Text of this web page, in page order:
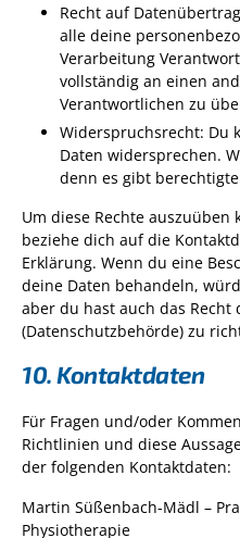
Recht auf
alle deine
Verarbeitung
vollständig an einen
Verantwortlichen zu
Widerspruchsrecht: Du
Daten widersprechen.
denn es gibt
Um diese Rechte
beziehe dich auf die
Erklärung. Wenn du eine
deine Daten behandeln,
aber du hast auch das
(Datenschutzbehörde) zu
10. Kontaktdaten
Für Fragen und/oder
Richtlinien und diese
der folgenden Kontaktdaten:
Martin Süßenbach-Mädl –
Physiotherapie